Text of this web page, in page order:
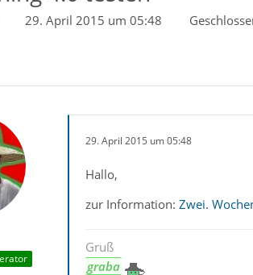
29. April 2015 um 05:48
29. April 2015 um 05:48
Hallo,
zur Information: Zwei.
Gruß
graba